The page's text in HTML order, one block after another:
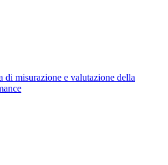
di misurazione e valutazione della